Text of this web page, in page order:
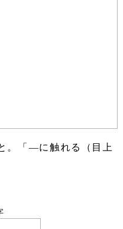
。「―に触れる（目上